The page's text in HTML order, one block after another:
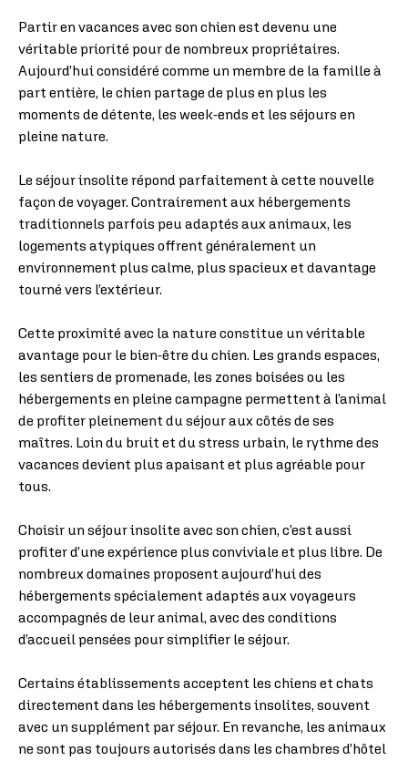
Partir en vacances avec son chien est devenu une
véritable priorité pour de nombreux propriétaires.
Aujourd’hui considéré comme un membre de la famille à
part entière, le chien partage de plus en plus les
moments de détente, les week-ends et les séjours en
pleine nature.
Le séjour insolite répond parfaitement à cette nouvelle
façon de voyager. Contrairement aux hébergements
traditionnels parfois peu adaptés aux animaux, les
logements atypiques offrent généralement un
environnement plus calme, plus spacieux et davantage
tourné vers l’extérieur.
Cette proximité avec la nature constitue un véritable
avantage pour le bien-être du chien. Les grands espaces,
les sentiers de promenade, les zones boisées ou les
hébergements en pleine campagne permettent à l’animal
de profiter pleinement du séjour aux côtés de ses
maîtres. Loin du bruit et du stress urbain, le rythme des
vacances devient plus apaisant et plus agréable pour
tous.
Choisir un séjour insolite avec son chien, c’est aussi
profiter d’une expérience plus conviviale et plus libre. De
nombreux domaines proposent aujourd’hui des
hébergements spécialement adaptés aux voyageurs
accompagnés de leur animal, avec des conditions
d’accueil pensées pour simplifier le séjour.
Certains établissements acceptent les chiens et chats
directement dans les hébergements insolites, souvent
avec un supplément par séjour. En revanche, les animaux
ne sont pas toujours autorisés dans les chambres d’hôtel